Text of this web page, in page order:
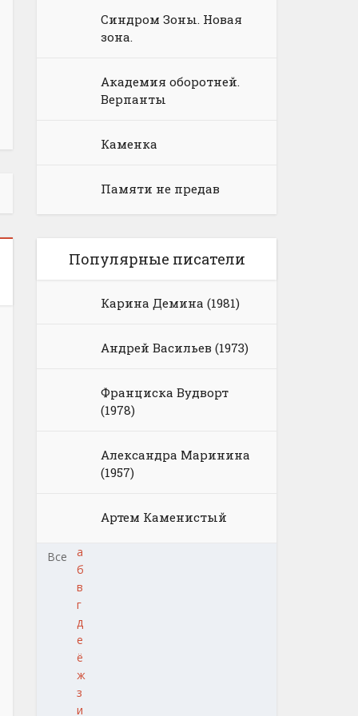
Синдром Зоны. Новая
зона.
Академия оборотней.
Верпанты
Каменка
Памяти не предав
Популярные писатели
Карина Демина (1981)
Андрей Васильев (1973)
Франциска Вудворт
(1978)
Александра Маринина
(1957)
Артем Каменистый
Все
а
б
в
г
д
е
ё
ж
з
и